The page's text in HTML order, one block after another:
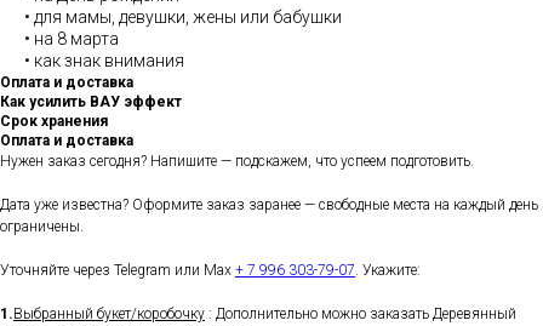
• для мамы, девушки, жены или бабушки
• на 8 марта
• как знак внимания
Оплата и доставка
Как усилить ВАУ эффект
Срок хранения
Оплата и доставка
Нужен заказ сегодня? Напишите — подскажем, что успеем подготовить.
Дата уже известна? Оформите заказ заранее — свободные места на каждый день
ограничены.
Уточняйте через Telegram или Max + 7 996 303-79-07. Укажите:
1.Выбранный букет/коробочку : Дополнительно можно заказать Деревянный